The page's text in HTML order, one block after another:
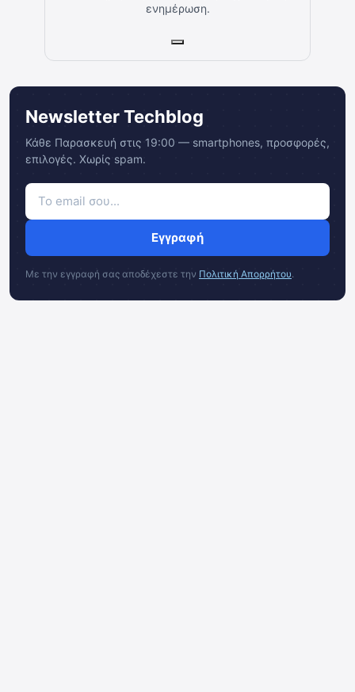
ενημέρωση.
Newsletter Techblog
Κάθε Παρασκευή στις 19:00 — smartphones, προσφορές,
επιλογές. Χωρίς spam.
Εγγραφή
Με την εγγραφή σας αποδέχεστε την Πολιτική Απορρήτου.